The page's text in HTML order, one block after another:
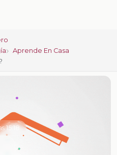
Aprende En Casa
15:18